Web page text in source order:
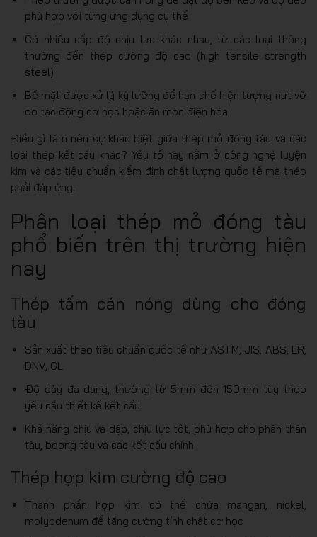
phù hợp với từng ứng dụng cụ thể
Có nhiều cấp độ chịu lực khác nhau, từ các loại thông
thường đến thép cường độ cao (high tensile strength
steel)
Bề mặt được xử lý kỹ lưỡng để hạn chế hiện tượng nứt vỡ
do tác động cơ học hoặc ăn mòn điện hóa
Điều gì làm nên sự khác biệt giữa thép mỏ đóng tàu và các
loại thép kết cấu khác? Yếu tố này nằm ở công nghệ luyện
kim và các tiêu chuẩn kiểm định chất lượng quốc tế mà thép
phải đáp ứng.
Phân loại thép mỏ đóng tàu
phổ biến trên thị trường hiện
nay
Thép tấm cán nóng dùng cho đóng
tàu
Sản xuất theo tiêu chuẩn quốc tế như ASTM, JIS, ABS, LR,
DNV, GL
Độ dày đa dạng, thường từ 5mm đến 150mm tùy theo
yêu cầu thiết kế kết cấu
Khả năng chịu va đập, chịu lực tốt, phù hợp cho phần thân
tàu, boong tàu và các kết cấu chính
Thép hợp kim cường độ cao
Thành phần hợp kim có thể chứa mangan, nickel,
molybdenum để tăng cường tính chất cơ học